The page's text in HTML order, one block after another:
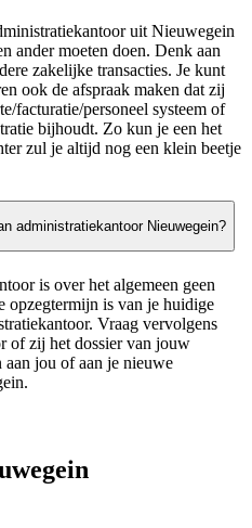
uit Nieuwegein
ander moeten doen. Denk aan
zakelijke transacties. Je kunt
ook de afspraak maken dat zij
facturatie/personeel systeem of
bijhoudt. Zo kun je een het
zul je altijd nog een klein beetje
administratiekantoor Nieuwegein?
is over het algemeen geen
opzegtermijn is van je huidige
Vraag vervolgens
of zij het dossier van jouw
jou of aan je nieuwe